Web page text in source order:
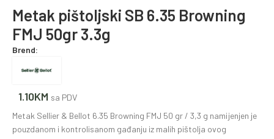
Metak pištoljski SB 6.35 Browning
FMJ 50gr 3.3g
Brend:
1.10KM sa PDV
Metak Sellier & Bellot 6.35 Browning FMJ 50 gr / 3,3 g namijenjen je
pouzdanom i kontrolisanom gađanju iz malih pištolja ovog